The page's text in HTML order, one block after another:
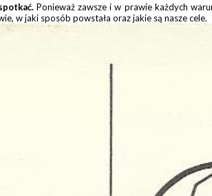
Ponieważ zawsze i w prawie każdych
w jaki sposób powstała oraz jakie są nasze cele.